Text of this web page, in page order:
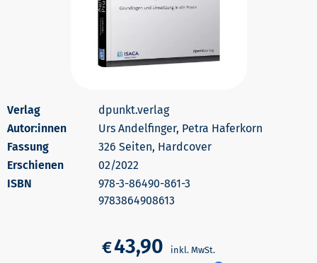
dpunkt.verlag
Autor:innen
Urs Andelfinger, Petra Haferkorn
326 Seiten, Hardcover
Erschienen
02/2022
978-3-86490-861-3
9783864908613
€43,90